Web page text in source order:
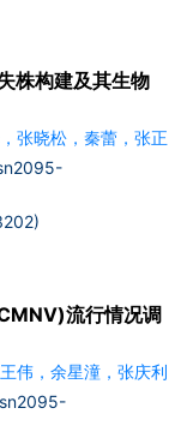
株构建及其生物
张晓松，秦蕾，张正
流行情况调
伟，余星潼，张庆利